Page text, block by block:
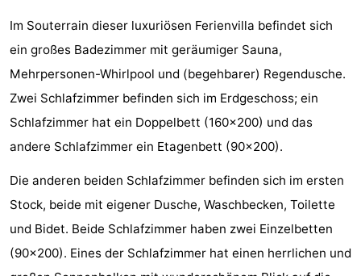
Spielplätze
Bowling
Wellness-
Zentren
Dörfer
&
Städte
Natur
Führungen
-
Im Souterrain dieser luxuriösen Ferienvilla befindet sich
ein großes Badezimmer mit geräumiger Sauna,
Mehrpersonen-Whirlpool und (begehbarer) Regendusche.
Zwei Schlafzimmer befinden sich im Erdgeschoss; ein
Schlafzimmer hat ein Doppelbett (160x200) und das
andere Schlafzimmer ein Etagenbett (90x200).
Die anderen beiden Schlafzimmer befinden sich im ersten
Stock, beide mit eigener Dusche, Waschbecken, Toilette
und Bidet. Beide Schlafzimmer haben zwei Einzelbetten
(90x200). Eines der Schlafzimmer hat einen herrlichen und